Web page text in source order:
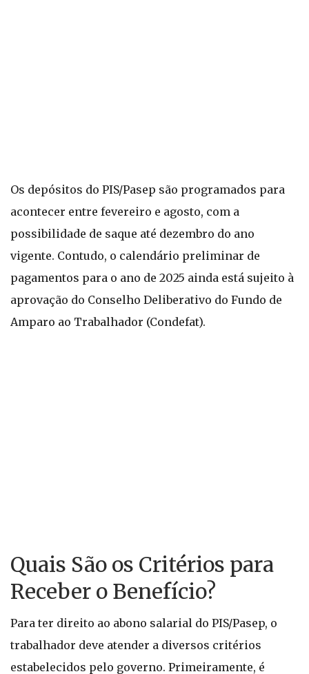
Os depósitos do PIS/Pasep são programados para
acontecer entre fevereiro e agosto, com a
possibilidade de saque até dezembro do ano
vigente. Contudo, o calendário preliminar de
pagamentos para o ano de 2025 ainda está sujeito à
aprovação do Conselho Deliberativo do Fundo de
Amparo ao Trabalhador (Condefat).
Quais São os Critérios para
Receber o Benefício?
Para ter direito ao abono salarial do PIS/Pasep, o
trabalhador deve atender a diversos critérios
estabelecidos pelo governo. Primeiramente, é